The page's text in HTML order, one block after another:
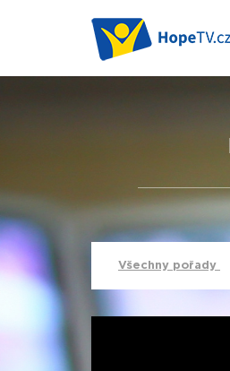
Všechny pořady